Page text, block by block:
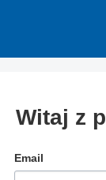
Witaj z
Email